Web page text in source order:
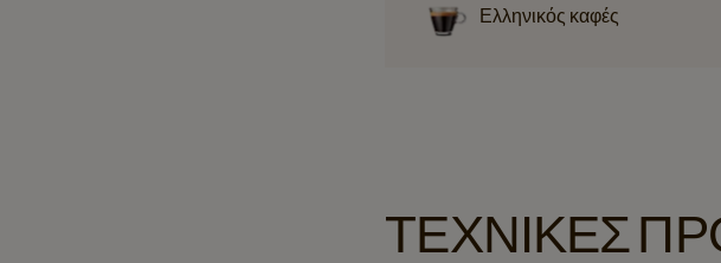
Ελληνικός καφές
ΤΕΧΝΙΚΈΣ